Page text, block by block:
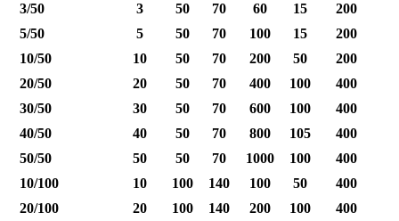
3/50
3 50 70 60 15 200
5/50
5 50 70 100 15 200
10/50
10 50 70 200 50 200
20/50
20 50 70 400 100 400
30/50
30 50 70 600 100 400
40/50
40 50 70 800 105 400
50/50
50 50 70 1000 100 400
10/100
10 100 140 100 50 400
20/100
20 100 140 200 100 400